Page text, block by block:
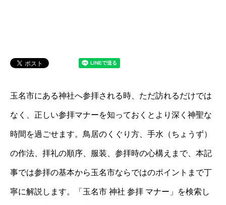
玉名市にある神社へ参拝される時、ただ訪れるだけでは
なく、正しい参拝マナーを知っておくとより深く神聖な
時間を過ごせます。鳥居のくぐり方、手水（ちょうず）
の作法、拝礼の順序、服装、参拝時の心構えまで、本記
事では参拝の基本から玉名市ならではのポイントまで丁
寧に解説します。「玉名市 神社 参拝 マナー」を検索し